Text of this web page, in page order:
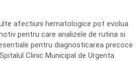
afectiuni hematologice pot evolua
pentru care analizele de rutina si
pentru diagnosticarea precoce
Clinic Municipal de Urgenta